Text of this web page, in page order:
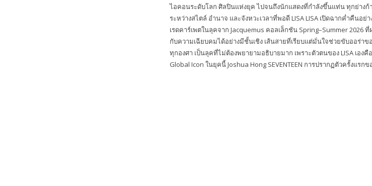
ไอคอนระดับโลก ศิลปินแห่งยุค ไปจนถึงนักแสดงที่กำลังขึ้นแท่น ทุกย่าง
ระหว่างสไตล์ อำนาจ และจังหวะเวลาที่พอดี LISA LISA เปิดฉากค่ำคืนอย่างทรงพลัง เมื่อเธอก้าวสู่
เรดคาร์เพตในลุคจาก Jacquemus คอลเล็กชัน Spring–Summer 2026
กับความเฉียบคมได้อย่างมีชั้นเชิง เส้นสายที่เรียบแต่มั่นใจช่วยขับออร่าขอ
ทุกองศา เป็นลุคที่ไม่ต้องพยายามอธิบายมาก เพราะตัวตนของ LISA เอง
Global Icon ในยุคนี้ Joshua Hong SEVENTEEN ก